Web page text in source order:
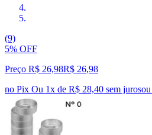
(9)
5% OFF
Preço R$ 26,98R$ 26,98
no Pix Ou 1x de R$ 28,40 sem jurosou